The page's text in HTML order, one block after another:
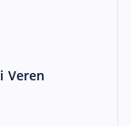
Veren